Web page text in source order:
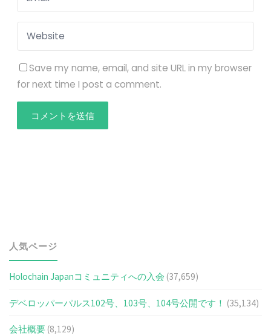
Save my name, email, and site URL in my browser
for next time I post a comment.
人気ページ
Holochain Japanコミュニティへの入会 (37,659)
デベロッパーパルス102号、103号、104号公開です！ (35,134)
会社概要 (8,129)